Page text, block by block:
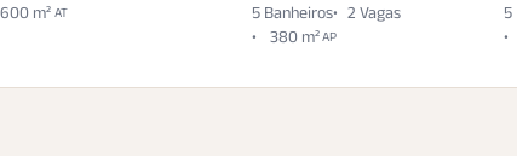
600 m² AT
5 Banheiros
2 Vagas
380 m²AP
5